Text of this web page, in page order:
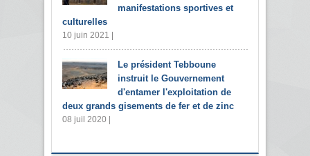
manifestations sportives et
culturelles
10 juin 2021 |
Le président Tebboune
instruit le Gouvernement
d'entamer l'exploitation de
deux grands gisements de fer et de zinc
08 juil 2020 |